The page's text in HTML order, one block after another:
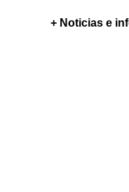
+ Noticias e